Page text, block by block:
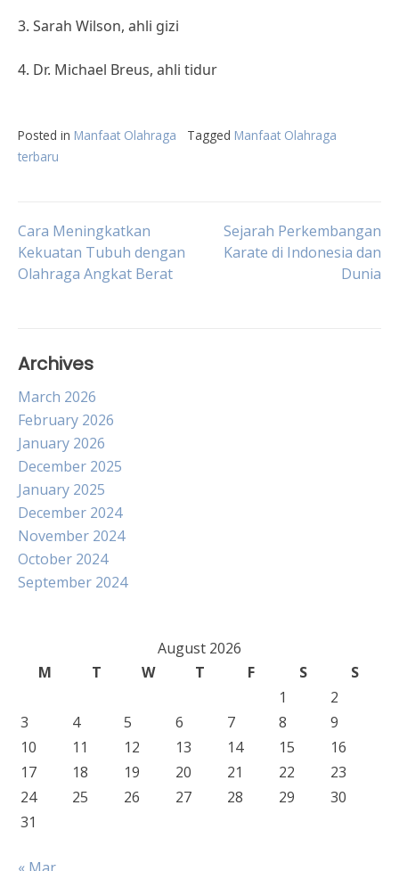
3. Sarah Wilson, ahli gizi
4. Dr. Michael Breus, ahli tidur
Posted in Manfaat Olahraga Tagged Manfaat Olahraga
terbaru
Post
navigation
Cara Meningkatkan
Kekuatan Tubuh dengan
Olahraga Angkat Berat
Sejarah Perkembangan
Karate di Indonesia dan
Dunia
Archives
March 2026
February 2026
January 2026
December 2025
January 2025
December 2024
November 2024
October 2024
September 2024
August 2026
M
T W T F S
S
1
2
3
4 5 6 7 8
9
10
11 12 13 14 15
16
17
18 19 20 21 22
23
24
25 26 27 28 29
30
31